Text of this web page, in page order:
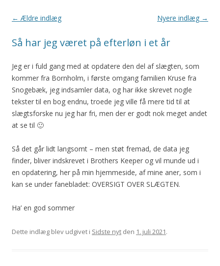
Indlægsnavigation
← Ældre indlæg Nyere indlæg →
Så har jeg været på efterløn i et år
Jeg er i fuld gang med at opdatere den del af slægten, som
kommer fra Bornholm, i første omgang familien Kruse fra
Snogebæk, jeg indsamler data, og har ikke skrevet nogle
tekster til en bog endnu, troede jeg ville få mere tid til at
slægtsforske nu jeg har fri, men der er godt nok meget andet
at se til 🙂
Så det går lidt langsomt – men støt fremad, de data jeg
finder, bliver indskrevet i Brothers Keeper og vil munde ud i
en opdatering, her på min hjemmeside, af mine aner, som i
kan se under fanebladet: OVERSIGT OVER SLÆGTEN.
Ha’ en god sommer
Dette indlæg blev udgivet i Sidste nyt den 1. juli 2021.